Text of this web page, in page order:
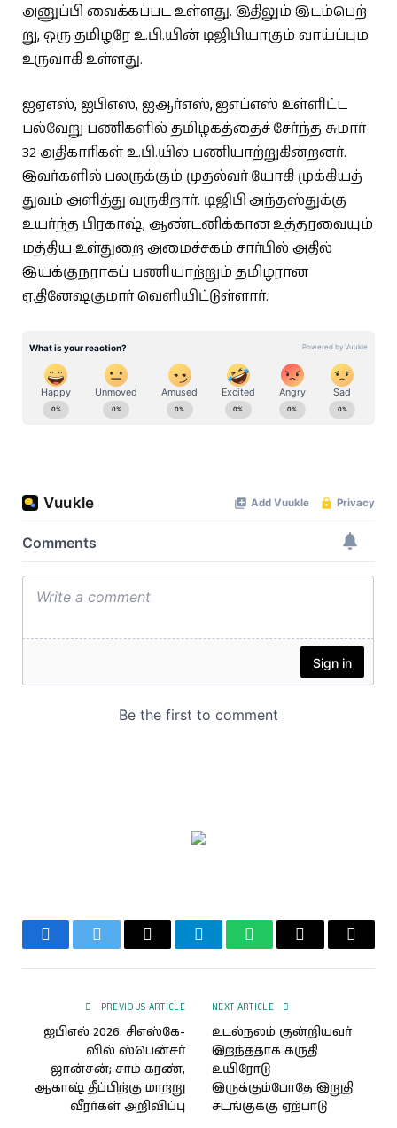
அனுப்பி வைக்​கப்பட உள்​ளது. இதி​லும் இடம்​பெற்​
று, ஒரு தமிழரே உ.பி.​யின் டிஜிபி​யாகும் வாய்ப்​பும்
உரு​வாகி உள்​ளது.
ஐஏஎஸ், ஐபிஎஸ், ஐஆர்​எஸ், ஐஎப்​எஸ் உள்​ளிட்ட
பல்வேறு பணிகளில் தமிழகத்​தைச் சேர்ந்த சுமார்
32 அதி​காரி​கள் உ.பி.யில் பணி​யாற்​றுகின்​றனர்.
இவர்​களில் பலருக்​கும் முதல்​வர் யோகி முக்​கி​யத்​
து​வம் அளித்து வரு​கிறார். டிஜிபி அந்​தஸ்​துக்கு
உயர்ந்த பிர​காஷ், ஆண்​டனிக்​கான உத்​தர​வை​யும்
மத்​திய உள்துறை அமைச்​சகம் சார்​பில் அதில்
இயக்​குந​ராகப்​ பணியாற்றும்​ தமிழ​ரான
ஏ.தினேஷ்கு​மார்​ வெளி​யிட்​டுள்​ளார்​.
FacebookTwitter Email TelegramWhatsAppThreadsCopy
PREVIOUS ARTICLE
ஐபிஎல் 2026: சிஎஸ்கே-
வில் ஸ்பென்சர்
ஜான்சன்; சாம் கரண்,
ஆகாஷ் தீப்பிற்கு மாற்று
வீரர்கள் அறிவிப்பு
NEXT ARTICLE
உடல்நலம் குன்றியவர்
இறந்ததாக கருதி
உயிரோடு
இருக்கும்போதே இறுதி
சடங்குக்கு ஏற்பாடு